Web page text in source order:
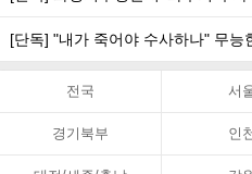
[단독] "내가 죽어야 수사하나" 무능
전국 서
경기북부 인